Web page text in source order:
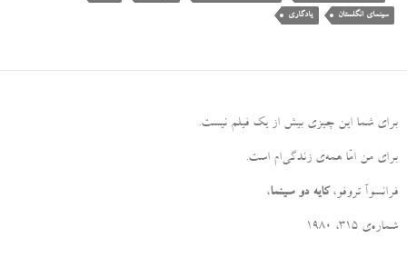
سینمای انگلستان یادگاری
برای شما این چیزی بیش از یک فیلم نیست.
برای من امّا همه‌ی زندگی‌ام است.
فرانسوآ تروفو، کایه دو سینما،
شماره‌ی ۳۱۵، ۱۹۸۰